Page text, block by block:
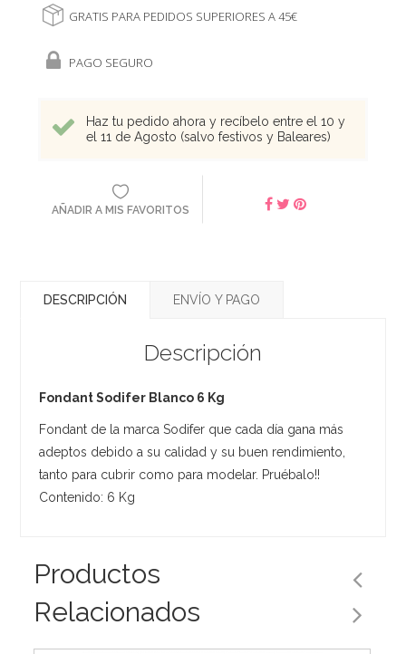
GRATIS PARA PEDIDOS SUPERIORES A 45€
PAGO SEGURO
Haz tu pedido ahora y recíbelo entre el 10 y
el 11 de Agosto (salvo festivos y Baleares)
AÑADIR A MIS FAVORITOS
DESCRIPCIÓN ENVÍO Y PAGO
Descripción
Fondant Sodifer Blanco 6 Kg
Fondant de la marca Sodifer que cada día gana más
adeptos debido a su calidad y su buen rendimiento,
tanto para cubrir como para modelar. Pruébalo!!
Contenido: 6 Kg
Productos
Relacionados